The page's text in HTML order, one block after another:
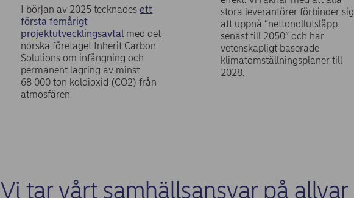
I början av 2025 tecknadesett
första femårigt
projektutvecklingsavtal med det
norska företaget Inherit Carbon
Solutions om infångning och
permanent lagring av minst
68 000 ton koldioxid (CO2) från
atmosfären.
stora leverantörer förbinder sig
att uppnå ”nettonollutsläpp
senast till 2050” och har
vetenskapligt baserade
klimatomställningsplaner till
2028.
Vi tar vårt samhällsansvar på allvar